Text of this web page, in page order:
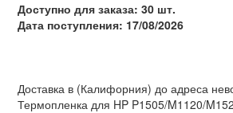
Доступно для заказа: 30 шт.
Дата поступления: 17/08/2026
Доставка в (Калифорния) до адреса
Термопленка для HP P1505/M1120/